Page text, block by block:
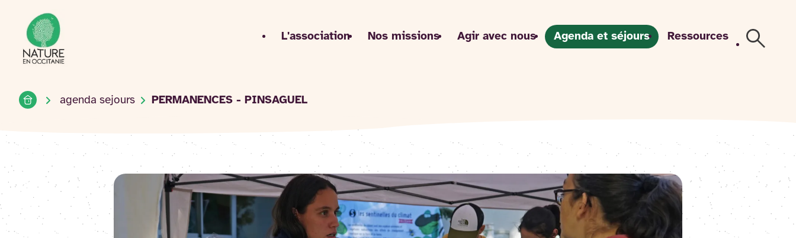
Accéder
au
contenu
Accueil du site
L'association
Nos missions Agir avec nous Agenda et séjours Ressources
Accueilagenda sejours PERMANENCES - PINSAGUEL